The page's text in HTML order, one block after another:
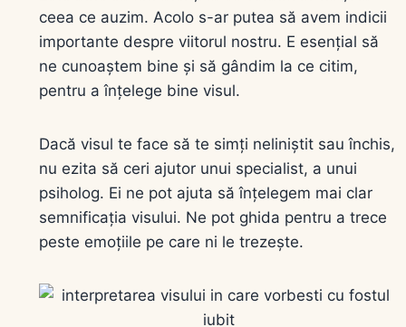
ceea ce auzim. Acolo s-ar putea să avem indicii
importante despre viitorul nostru. E esențial să
ne cunoaștem bine și să gândim la ce citim,
pentru a înțelege bine visul.
Dacă visul te face să te simți neliniștit sau închis,
nu ezita să ceri ajutor unui specialist, a unui
psiholog. Ei ne pot ajuta să înțelegem mai clar
semnificația visului. Ne pot ghida pentru a trece
peste emoțiile pe care ni le trezește.